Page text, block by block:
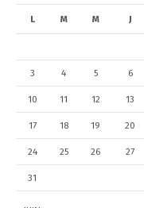
e
L M M J
3 4 5 6
10 11 12 13
17 18 19 20
24 25 26 27
31